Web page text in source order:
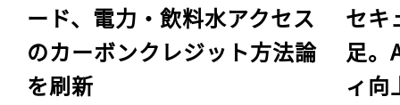
ード、電力・飲料水アクセス
のカーボンクレジット方法論
を刷新
セキ
足。
ィ向